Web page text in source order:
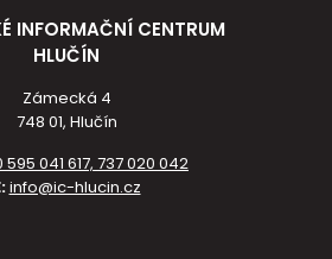
INFORMAČNÍ CENTRUM
HLUČÍN
Zámecká 4
748 01, Hlučín
595 041 617, 737 020 042
info@ic-hlucin.cz